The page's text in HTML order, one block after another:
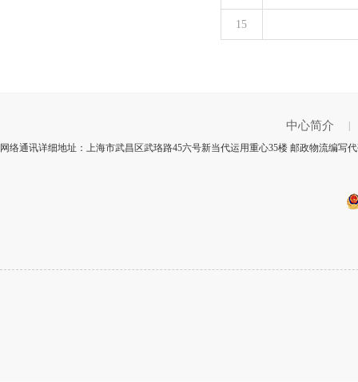
15
中心简介
网络通讯详细地址：上海市武昌区武珞路45六号新当代运用重心35楼 邮政物流编写